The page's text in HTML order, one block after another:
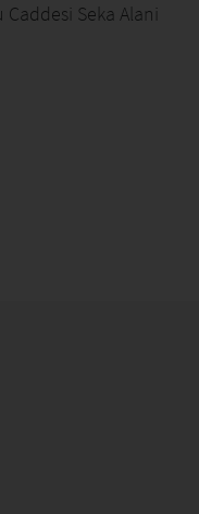
Seka Alani